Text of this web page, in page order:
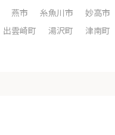
燕市 糸魚川市 妙高市
出雲崎町 湯沢町 津南町